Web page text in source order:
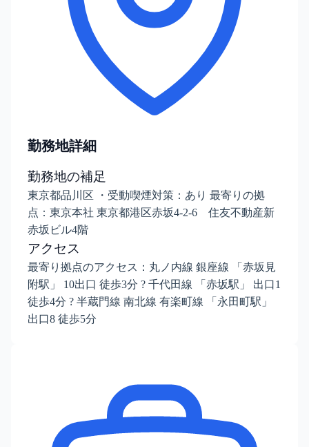
勤務地詳細
勤務地の補足
東京都品川区 ・受動喫煙対策：あり 最寄りの拠
点：東京本社 東京都港区赤坂4-2-6 住友不動産新
赤坂ビル4階
アクセス
最寄り拠点のアクセス：丸ノ内線 銀座線 「赤坂見
附駅」 10出口 徒歩3分 ? 千代田線 「赤坂駅」 出口1
徒歩4分 ? 半蔵門線 南北線 有楽町線 「永田町駅」
出口8 徒歩5分